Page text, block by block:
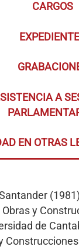
CARGOS
A
EN OTRAS
y
de